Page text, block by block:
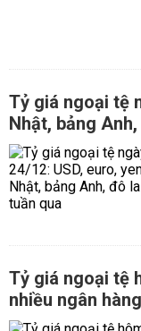
Tỷ giá ngoại tệ
Nhật, bảng
Tỷ giá ngoại tệ
nhiều ngân hàng